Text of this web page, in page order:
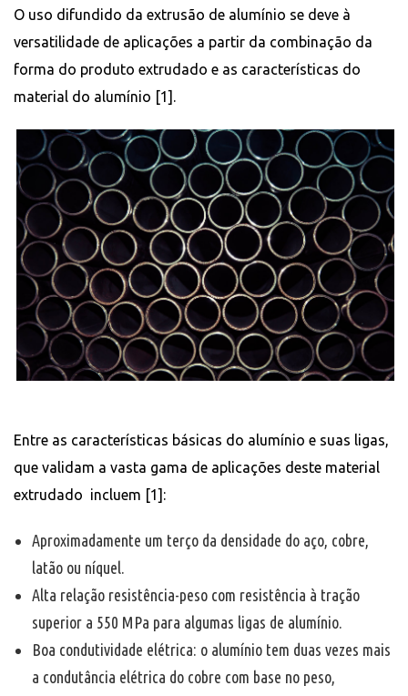
O uso difundido da extrusão de alumínio se deve à
versatilidade de aplicações a partir da combinação da
forma do produto extrudado e as características do
material do alumínio [1].
Entre as características básicas do alumínio e suas ligas,
que validam a vasta gama de aplicações deste material
extrudado incluem [1]:
Aproximadamente um terço da densidade do aço, cobre,
latão ou níquel.
Alta relação resistência-peso com resistência à tração
superior a 550 MPa para algumas ligas de alumínio.
Boa condutividade elétrica: o alumínio tem duas vezes mais
a condutância elétrica do cobre com base no peso,